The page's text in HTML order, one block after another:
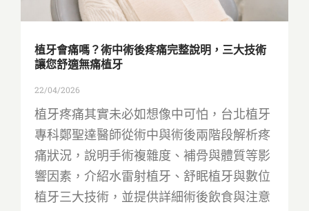
植牙會痛嗎？術中術後疼痛完整說明，三大技術
讓您舒適無痛植牙
22/04/2026
植牙疼痛其實未必如想像中可怕，台北植牙
專科鄭聖達醫師從術中與術後兩階段解析疼
痛狀況，說明手術複雜度、補骨與體質等影
響因素，介紹水雷射植牙、舒眠植牙與數位
植牙三大技術，並提供詳細術後飲食與注意